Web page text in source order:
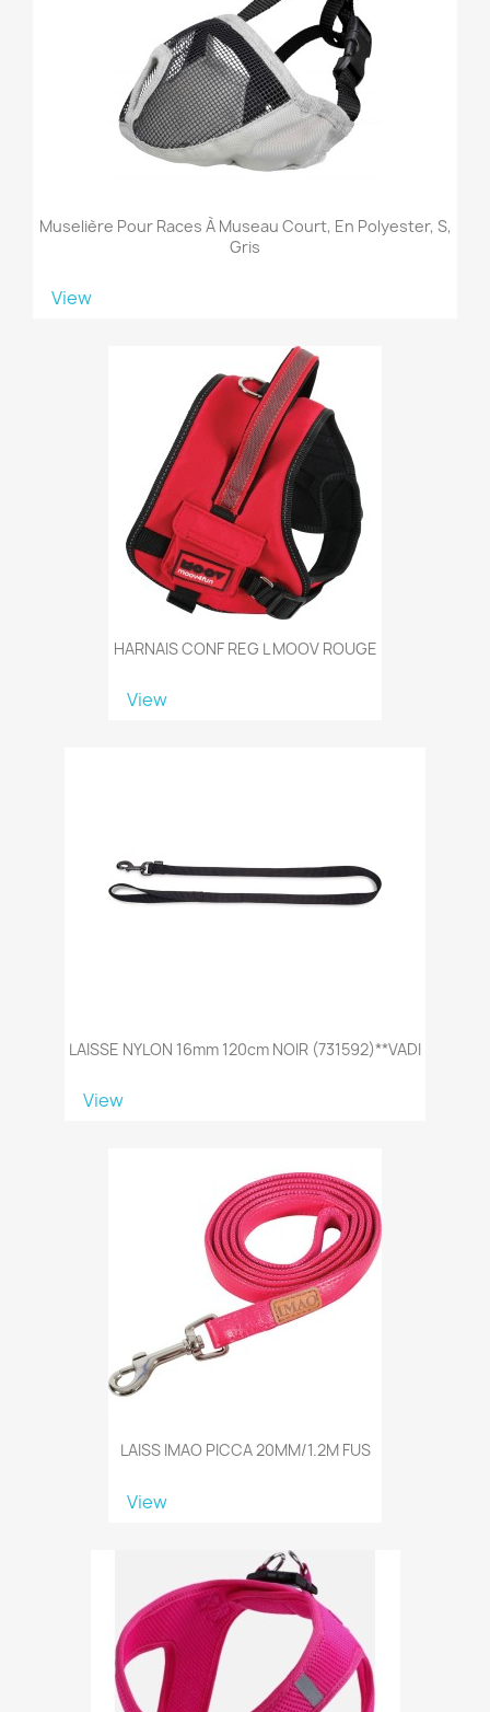
Muselière Pour Races À Museau Court, En Polyester, S,
Gris
View
HARNAIS CONF REG L MOOV ROUGE
View
LAISSE NYLON 16mm 120cm NOIR (731592)**VADI
View
LAISS IMAO PICCA 20MM/1.2M FUS
View